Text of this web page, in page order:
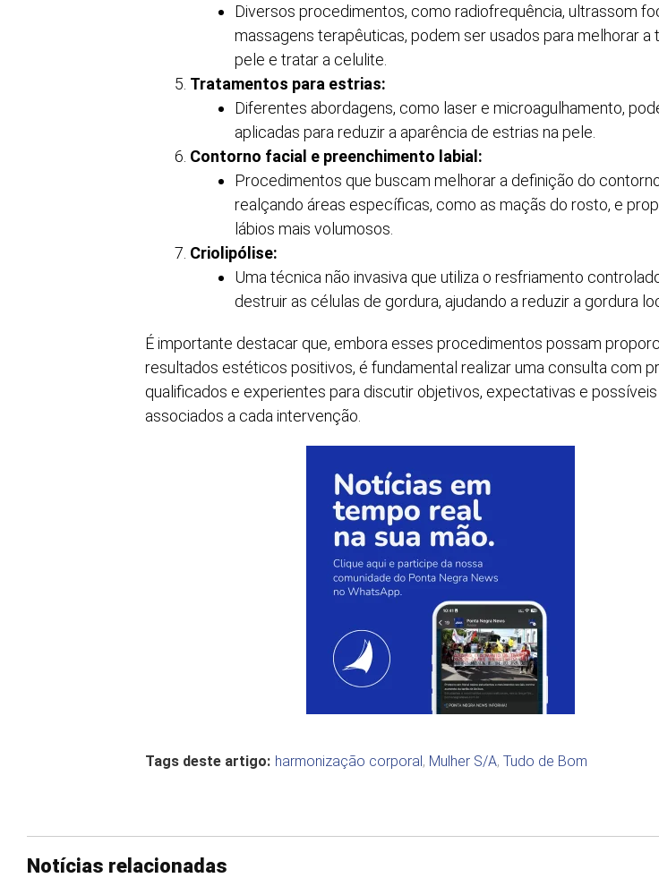
Diversos procedimentos, como radiofrequência, ultrassom
massagens terapêuticas, podem ser usados para melhorar a
pele e tratar a celulite.
Tratamentos para estrias:
Diferentes abordagens, como laser e microagulhamento,
aplicadas para reduzir a aparência de estrias na pele.
Contorno facial e preenchimento labial:
Procedimentos que buscam melhorar a definição do
realçando áreas específicas, como as maçãs do rosto, e
lábios mais volumosos.
Criolipólise:
Uma técnica não invasiva que utiliza o resfriamento
destruir as células de gordura, ajudando a reduzir a gordura
É importante destacar que, embora esses procedimentos possam
resultados estéticos positivos, é fundamental realizar uma consulta com
qualificados e experientes para discutir objetivos, expectativas e
associados a cada intervenção.
Tags deste artigo: harmonização corporal, Mulher S/A, Tudo de Bom
Notícias relacionadas